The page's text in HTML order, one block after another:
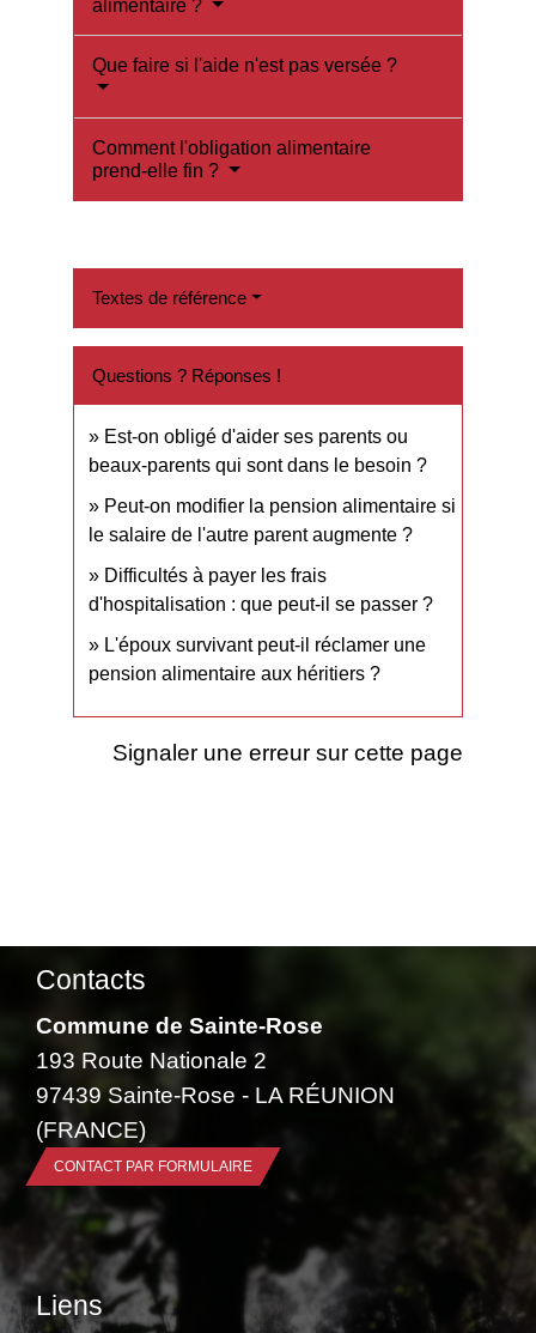
alimentaire ?
Que faire si l'aide n'est pas versée ?
Comment l'obligation alimentaire
prend-elle fin ?
Textes de référence
Questions ? Réponses !
Est-on obligé d'aider ses parents ou
beaux-parents qui sont dans le besoin ?
Peut-on modifier la pension alimentaire si
le salaire de l'autre parent augmente ?
Difficultés à payer les frais
d'hospitalisation : que peut-il se passer ?
L'époux survivant peut-il réclamer une
pension alimentaire aux héritiers ?
Signaler une erreur sur cette page
Contacts
Commune de Sainte-Rose
193 Route Nationale 2
97439 Sainte-Rose - LA RÉUNION
(FRANCE)
CONTACT PAR FORMULAIRE
Liens